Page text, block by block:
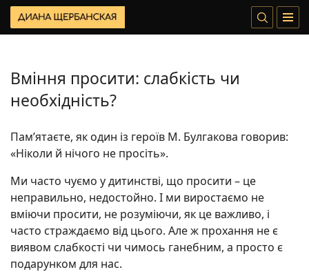
Вміння просити: слабкість чи
необхідність?
Пам’ятаєте, як один із героїв М. Булгакова говорив:
«Ніколи й нічого не просіть».
Ми часто чуємо у дитинстві, що просити – це
неправильно, недостойно. І ми виростаємо не
вміючи просити, не розуміючи, як це важливо, і
часто страждаємо від цього. Але ж прохання не є
виявом слабкості чи чимось ганебним, а просто є
подарунком для нас.